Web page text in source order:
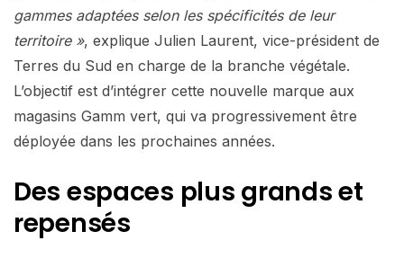
gammes adaptées selon les spécificités de leur
territoire », explique Julien Laurent, vice-président de
Terres du Sud en charge de la branche végétale.
L’objectif est d’intégrer cette nouvelle marque aux
magasins Gamm vert, qui va progressivement être
déployée dans les prochaines années.
Des espaces plus grands et
repensés